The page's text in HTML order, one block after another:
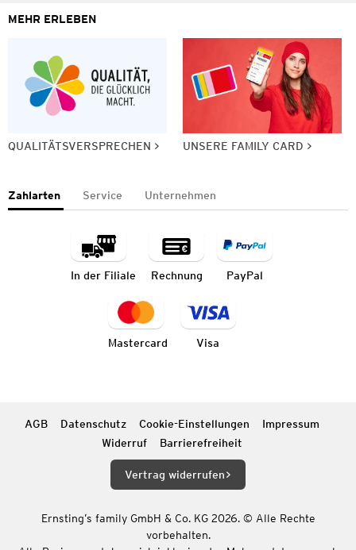
MEHR ERLEBEN
QUALITÄTSVERSPRECHEN UNSERE FAMILY CARD
Zahlarten Service Unternehmen
In der Filiale Rechnung PayPal
Mastercard Visa
AGB Datenschutz Cookie-Einstellungen
Impressum
Widerruf
Barrierefreiheit
Vertrag widerrufen
Ernsting’s family GmbH & Co. KG 2026. © Alle Rechte
vorbehalten.